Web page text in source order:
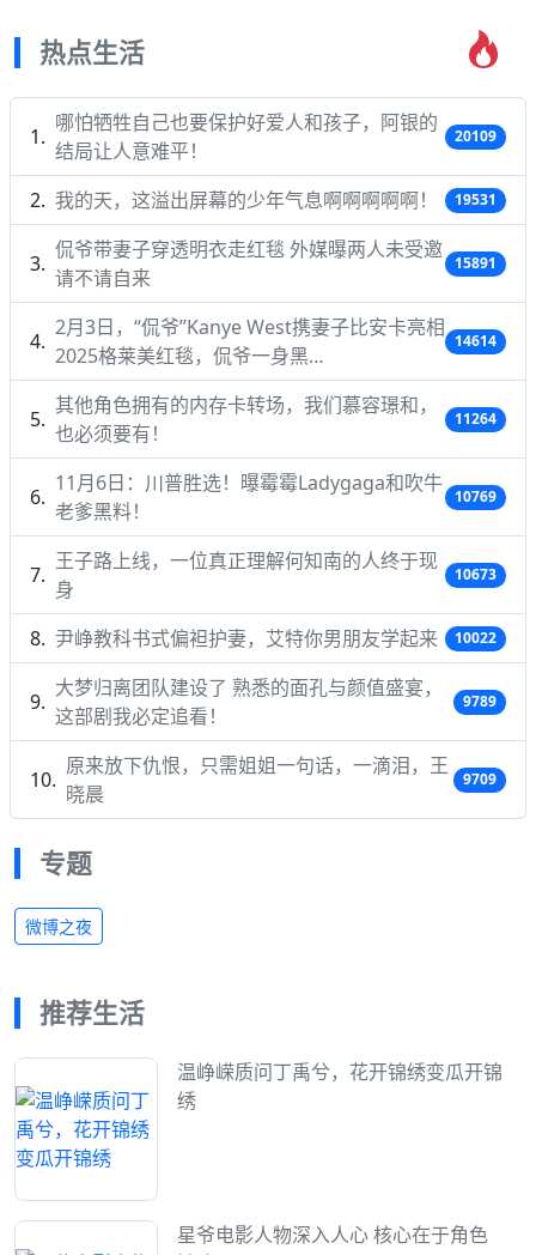
热点生活
哪怕牺牲自己也要保护好爱人和孩子，阿银的
结局让人意难平！
20109
我的天，这溢出屏幕的少年气息啊啊啊啊啊！ 19531
侃爷带妻子穿透明衣走红毯 外媒曝两人未受邀
请不请自来
15891
2月3日，“侃爷”Kanye West携妻子比安卡亮相
2025格莱美红毯，侃爷一身黑…
14614
其他角色拥有的内存卡转场，我们慕容璟和，
也必须要有！
11264
11月6日：川普胜选！曝霉霉Ladygaga和吹牛
老爹黑料！
10769
王子路上线，一位真正理解何知南的人终于现
身
10673
尹峥教科书式偏袒护妻，艾特你男朋友学起来 10022
大梦归离团队建设了 熟悉的面孔与颜值盛宴，
这部剧我必定追看！
9789
原来放下仇恨，只需姐姐一句话，一滴泪，王
晓晨
9709
专题
微博之夜
推荐生活
温峥嵘质问丁禹兮，花开锦绣变瓜开锦
绣
星爷电影人物深入人心 核心在于角色